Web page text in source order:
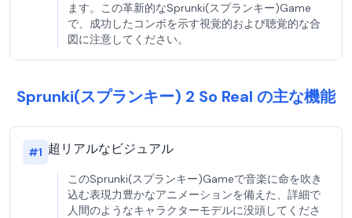
ます。この革新的なSprunki(スプランキー)Game
で、成功したコンボを示す視覚的および聴覚的な合
図に注意してください。
Sprunki(スプランキー) 2 So Real の主な機能
#1 超リアルなビジュアル
このSprunki(スプランキー)Gameで音楽に命を吹き
込む表現力豊かなアニメーションを備えた、詳細で
人間のようなキャラクターモデルに没頭してくださ